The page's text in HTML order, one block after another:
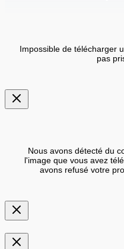
Impossible de télécharger
pas
Nous avons détecté du
l'image que vous avez
avons refusé votre